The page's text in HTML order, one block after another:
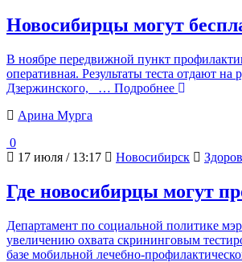
Новосибирцы могут
В ноябре передвижной пункт
оперативная. Результаты теста отдают
Дзержинского,
… Подробнее
Арина Мурга
0
17 июля / 13:17
Новосибирск
Где новосибирцы могут
Департамент по социальной политике
увеличению охвата скрининговым
базе мобильной лечебно-